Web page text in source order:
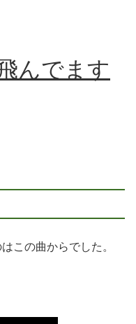
んでます
この曲からでした。